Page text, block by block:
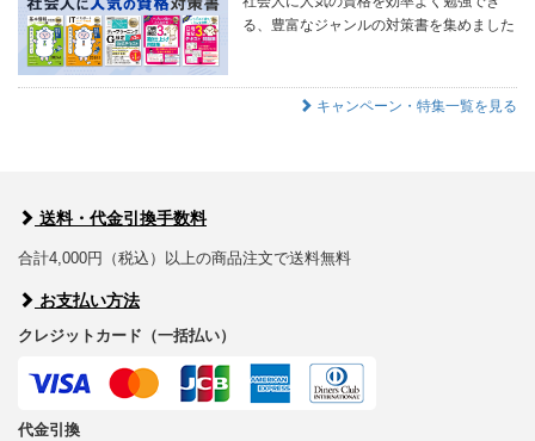
る、豊富なジャンルの対策書を集めました
キャンペーン・特集一覧を見る
送料・代金引換手数料
合計4,000円（税込）以上の商品注文で送料無料
お支払い方法
クレジットカード（一括払い）
代金引換